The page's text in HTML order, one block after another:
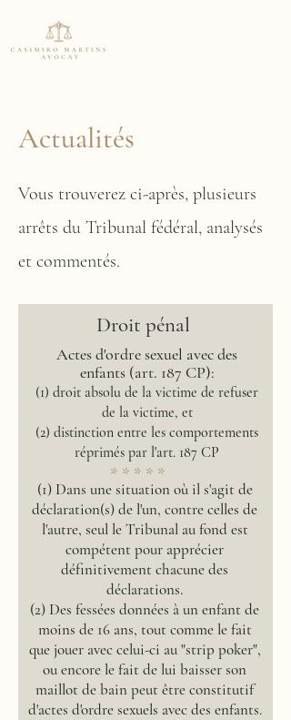
Actualités
Vous trouverez ci-après, plusieurs
arrêts du Tribunal fédéral, analysés
et commentés.
Droit pénal
Actes d'ordre sexuel avec des
enfants (art. 187 CP):
(1) droit absolu de la victime de refuser
de la victime, et
(2) distinction entre les comportements
réprimés par l'art. 187 CP
* * * * *
(1) Dans une situation où il s'agit de
déclaration(s) de l'un, contre celles de
l'autre, seul le Tribunal au fond est
compétent pour apprécier
définitivement chacunedes
déclarations.
(2) Des fessées données à un enfant de
moins de 16 ans, tout comme le fait
que jouer avec celui-ci au "strip poker",
ou encore le fait de lui baisser son
maillot de bain peut être constitutif
d'actes d'ordre sexuels avec des enfants.